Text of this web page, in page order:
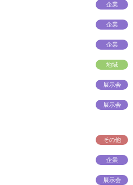
企業
企業
企業
地域
展示会
展示会
その他
企業
展示会